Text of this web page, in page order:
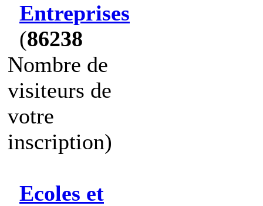
Entreprises
(86238
Nombre de
visiteurs de
votre
inscription)
Ecoles et